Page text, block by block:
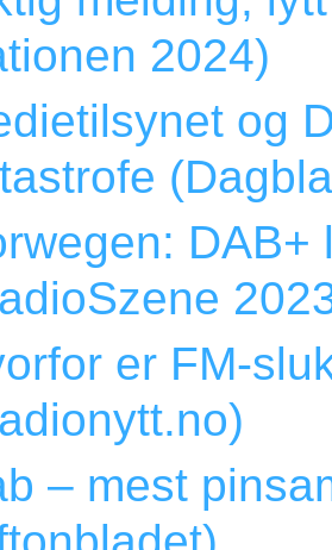
2024)
og
er FM-
– mest